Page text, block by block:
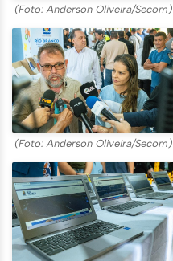
(Foto: Anderson Oliveira/Secom)
(Foto: Anderson Oliveira/Secom)